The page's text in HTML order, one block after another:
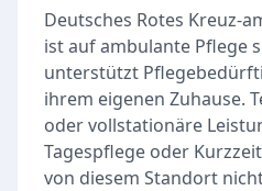
Deutsches Rotes Kreuz-
ist auf ambulante Pflege
unterstützt
ihrem eigenen Zuhause.
oder vollstationäre
Tagespflege oder
von diesem Standort